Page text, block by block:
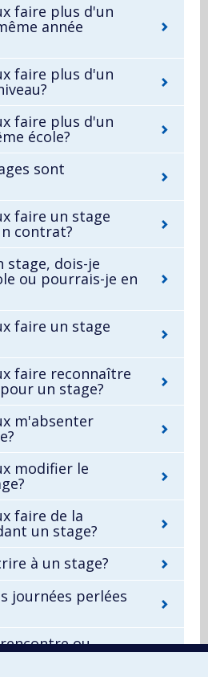
faire plus d'un
année
faire plus d'un
faire plus d'un
école?
sont
faire un stage
contrat?
stage, dois-je
ou pourrais-je en
faire un stage
faire reconnaître
un stage?
m'absenter
modifier le
faire de la
un stage?
à un stage?
journées perlées
ou
stage?